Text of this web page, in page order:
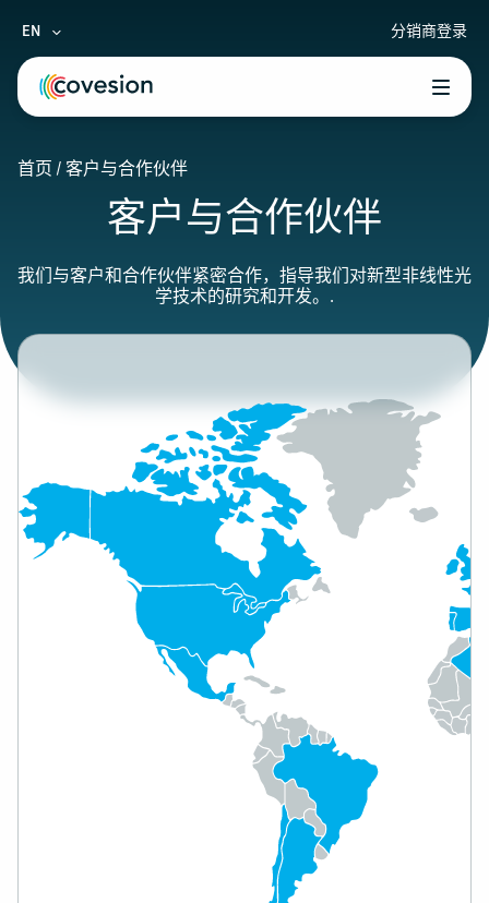
menu
menu
EN 分销商登录
首页 / 客户与合作伙伴
客户与合作伙伴
我们与客户和合作伙伴紧密合作，指导我们对新型非线性光
学技术的研究和开发。.